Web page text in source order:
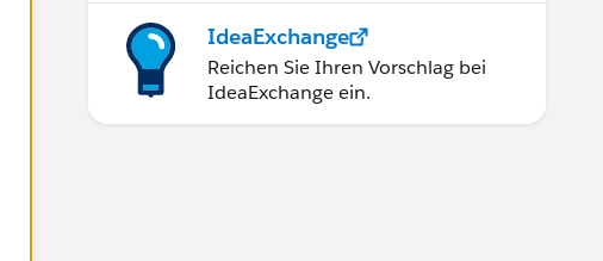
IdeaExchange
Reichen Sie Ihren Vorschlag bei
IdeaExchange ein.